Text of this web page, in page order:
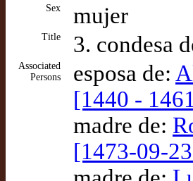
Sex mujer
Title 3. condesa
Associated
Persons
esposa de:
[1440 -
madre de:
[1473-09-